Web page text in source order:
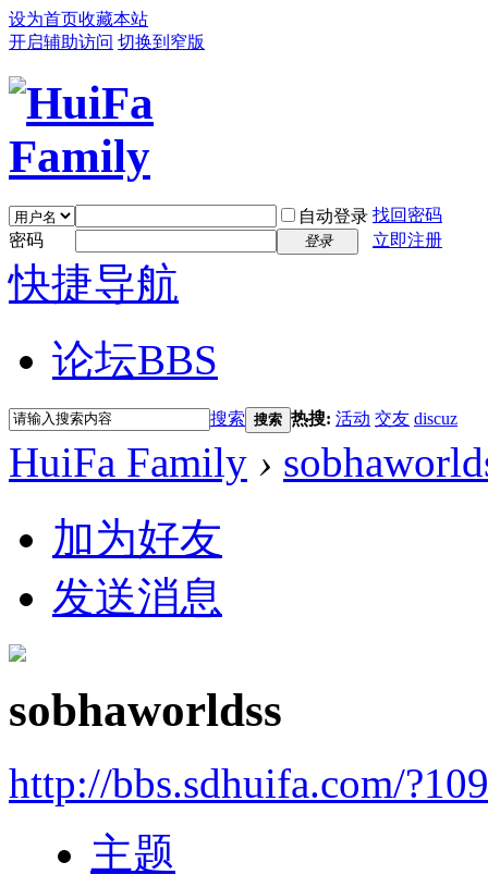
设为首页收藏本站
开启辅助访问 切换到窄版
自动登录 找回密码
密码
登录 立即注册
快捷导航
论坛BBS
搜索 搜索 热搜: 活动 交友 discuz
HuiFa Family ›
加为好友
发送消息
sobhaworldss
http://bbs.sdhuifa.com/
主题